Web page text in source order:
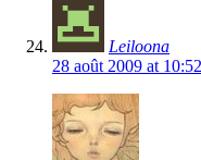
Leiloona
28 août 2009 at 10:52